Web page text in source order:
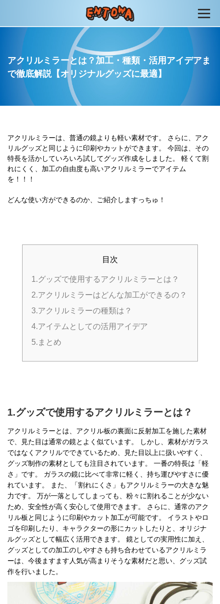
アクリルミラーとは？加工・種類・活用アイデアま
で徹底解説【オリジナルグッズに最適】
アクリルミラーは、普通の鏡よりも軽い素材です。
さらに、アク
リルグッズと同じように印刷やカットができます。
今回は、その
特長を活かしていろいろ試してグッズ作成をしました。
軽くて割
れにくく、加工の自由度も高いアクリルミラーでアイテム
を！！！
どんな使い方ができるのか、ご紹介しますっちゅ！
目次
1.グッズで使用するアクリルミラーとは？
2.アクリルミラーはどんな加工ができるの？
3.アクリルミラーの種類は？
4.アイテムとしての活用アイデア
5.まとめ
1.グッズで使用するアクリルミラーとは？
アクリルミラーとは、アクリル板の裏面に反射加工を施した素材
で、見た目は通常の鏡とよく似ています。 しかし、素材がガラス
ではなくアクリルでできているため、見た目以上に扱いやすく、
グッズ制作の素材としても注目されています。 一番の特長は「軽
さ」です。 ガラスの鏡に比べて非常に軽く、持ち運びやすさに優
れています。 また、「割れにくさ」もアクリルミラーの大きな魅
力です。 万が一落としてしまっても、粉々に割れることが少ない
ため、安全性が高く安心して使用できます。 さらに、通常のアク
リル板と同じように印刷やカット加工が可能です。 イラストやロ
ゴを印刷したり、キャラクターの形にカットしたりと、オリジナ
ルグッズとして幅広く活用できます。 鏡としての実用性に加え、
グッズとしての加工のしやすさも持ち合わせているアクリルミラ
ーは、今後ますます人気が高まりそうな素材だと思い、グッズ試
作を行いました。